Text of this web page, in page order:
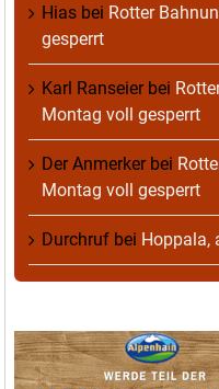
Hias bei Rotter
gesperrt
Karl Ranseierbei
Montag voll gesperrt
Der Anmerkerbei
Montag voll gesperrt
Durchruf bei Hoppala,